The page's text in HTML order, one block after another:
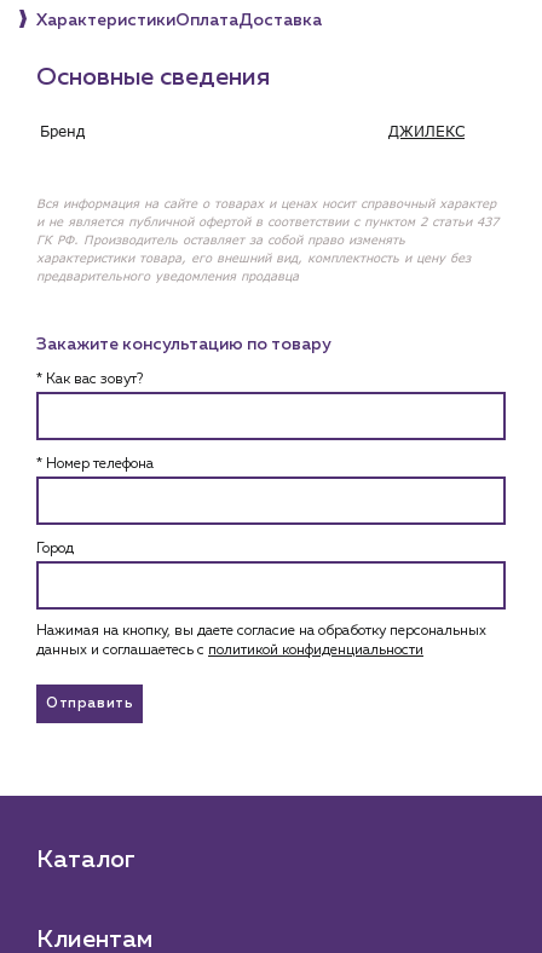
ХарактеристикиОплатаДоставка
Основные сведения
Бренд ДЖИЛЕКС
Вся информация на сайте о товарах и ценах носит справочный характер
и не является публичной офертой в соответствии с пунктом 2 статьи 437
ГК РФ. Производитель оставляет за собой право изменять
характеристики товара, его внешний вид, комплектность и цену без
предварительного уведомления продавца
Закажите консультацию по товару
* Как вас зовут?
* Номер телефона
Город
Нажимая на кнопку, вы даете согласие на обработку персональных
данных и соглашаетесь c политикой конфиденциальности
Отправить
Каталог
Клиентам